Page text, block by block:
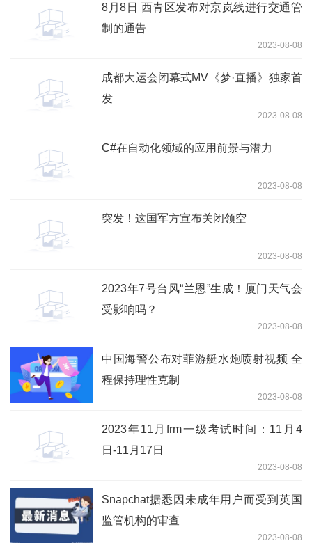
8月8日 西青区发布对京岚线进行交通管
制的通告
2023-08-08
成都大运会闭幕式MV《梦·直播》独家首
发
2023-08-08
C#在自动化领域的应用前景与潜力
2023-08-08
突发！这国军方宣布关闭领空
2023-08-08
2023年7号台风“兰恩”生成！厦门天气会
受影响吗？
2023-08-08
中国海警公布对菲游艇水炮喷射视频 全
程保持理性克制
2023-08-08
2023年11月frm一级考试时间：11月4
日-11月17日
2023-08-08
Snapchat据悉因未成年用户而受到英国
监管机构的审查
2023-08-08